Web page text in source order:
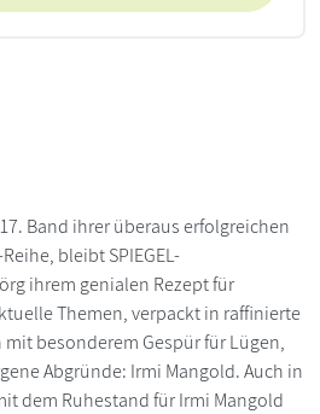
Band ihrer überaus erfolgreichen
bleibt SPIEGEL-
ihrem genialen Rezept für
Themen, verpackt in raffinierte
besonderem Gespür für Lügen,
Abgründe: Irmi Mangold. Auch in
dem Ruhestand für Irmi Mangold